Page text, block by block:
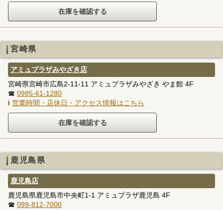
宮崎県
アミュプラザみやざき店
宮崎県宮崎市広島2-11-11 アミュプラザみやざき やま館 4F
☎ 0985-61-1280
ℹ 営業時間・店休日・アクセス情報はこちら
鹿児島県
鹿児島店
鹿児島県鹿児島市中央町1-1 アミュプラザ鹿児島 4F
☎ 099-812-7000